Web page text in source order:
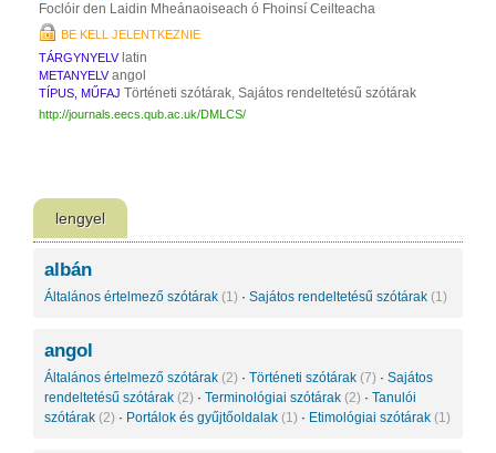
Foclóir den Laidin Mheánaoiseach ó Fhoinsí Ceilteacha
BE KELL JELENTKEZNIE
TÁRGYNYELV latin
METANYELV angol
TÍPUS, MŰFAJ Történeti szótárak, Sajátos rendeltetésű szótárak
http://journals.eecs.qub.ac.uk/DMLCS/
lengyel
albán
Általános értelmező szótárak (1) · Sajátos rendeltetésű szótárak (1)
angol
Általános értelmező szótárak (2) · Történeti szótárak (7) · Sajátos
rendeltetésű szótárak (2) · Terminológiai szótárak (2) · Tanulói
szótárak (2) · Portálok és gyűjtőoldalak (1) · Etimológiai szótárak (1)